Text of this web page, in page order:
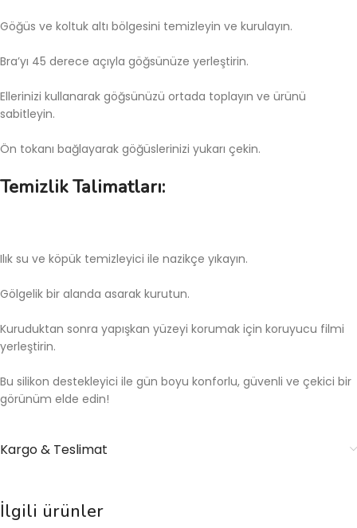
Göğüs ve koltuk altı bölgesini temizleyin ve kurulayın.
Bra’yı 45 derece açıyla göğsünüze yerleştirin.
Ellerinizi kullanarak göğsünüzü ortada toplayın ve ürünü
sabitleyin.
Ön tokanı bağlayarak göğüslerinizi yukarı çekin.
Temizlik Talimatları:
Ilık su ve köpük temizleyici ile nazikçe yıkayın.
Gölgelik bir alanda asarak kurutun.
Kuruduktan sonra yapışkan yüzeyi korumak için koruyucu filmi
yerleştirin.
Bu silikon destekleyici ile gün boyu konforlu, güvenli ve çekici bir
görünüm elde edin!
Kargo & Teslimat
İlgili ürünler